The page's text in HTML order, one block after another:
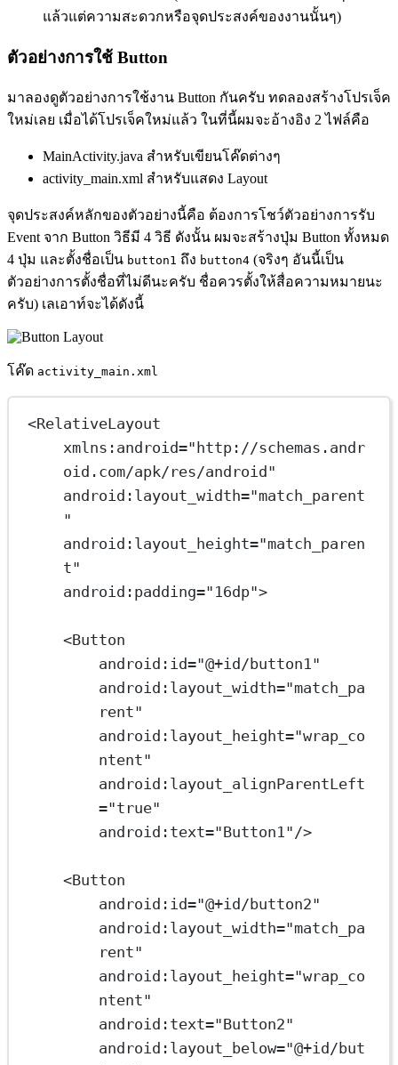
แล้วแต่ความสะดวกหรือจุดประสงค์ของงานนั้นๆ)
ตัวอย่างการใช้ Button
มาลองดูตัวอย่างการใช้งาน Button กันครับ ทดลองสร้างโปรเจ็ค
ใหม่เลย เมื่อได้โปรเจ็คใหม่แล้ว ในที่นี้ผมจะอ้างอิง 2 ไฟล์คือ
MainActivity.java สำหรับเขียนโค๊ดต่างๆ
activity_main.xml สำหรับแสดง Layout
จุดประสงค์หลักของตัวอย่างนี้คือ ต้องการโชว์ตัวอย่างการรับ
Event จาก Button วิธีมี 4 วิธี ดังนั้น ผมจะสร้างปุ่ม Button ทั้งหมด
4 ปุ่ม และตั้งชื่อเป็น button1 ถึง button4 (จริงๆ อันนี้เป็น
ตัวอย่างการตั้งชื่อที่ไม่ดีนะครับ ชื่อควรตั้งให้สื่อความหมายนะ
ครับ) เลเอาท์จะได้ดังนี้
โค๊ด activity_main.xml
<RelativeLayout
xmlns:android="http://schemas.andr
oid.com/apk/res/android"
android:layout_width="match_parent
"
android:layout_height="match_paren
t"
android:padding="16dp">
<Button
android:id="@+id/button1"
android:layout_width="match_pa
rent"
android:layout_height="wrap_co
ntent"
android:layout_alignParentLeft
="true"
android:text="Button1" />
<Button
android:id="@+id/button2"
android:layout_width="match_pa
rent"
android:layout_height="wrap_co
ntent"
android:text="Button2"
android:layout_below="@+id/but